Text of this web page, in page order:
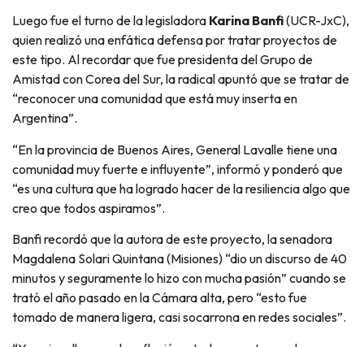
Luego fue el turno de la legisladora Karina Banfi(UCR-JxC),
quien realizó una enfática defensa por tratar proyectos de
este tipo. Al recordar que fue presidenta del Grupo de
Amistad con Corea del Sur, la radical apuntó que se tratar de
“reconocer una comunidad que está muy inserta en
Argentina”.
“En la provincia de Buenos Aires, General Lavalle tiene una
comunidad muy fuerte e influyente”, informó y ponderó que
“es una cultura que ha logrado hacer de la resiliencia algo que
creo que todos aspiramos”.
Banfi recordó que la autora de este proyecto, la senadora
Magdalena Solari Quintana (Misiones) “dio un discurso de 40
minutos y seguramente lo hizo con mucha pasión” cuando se
trató el año pasado en la Cámara alta, pero “esto fue
tomado de manera ligera, casi socarrona en redes sociales”.